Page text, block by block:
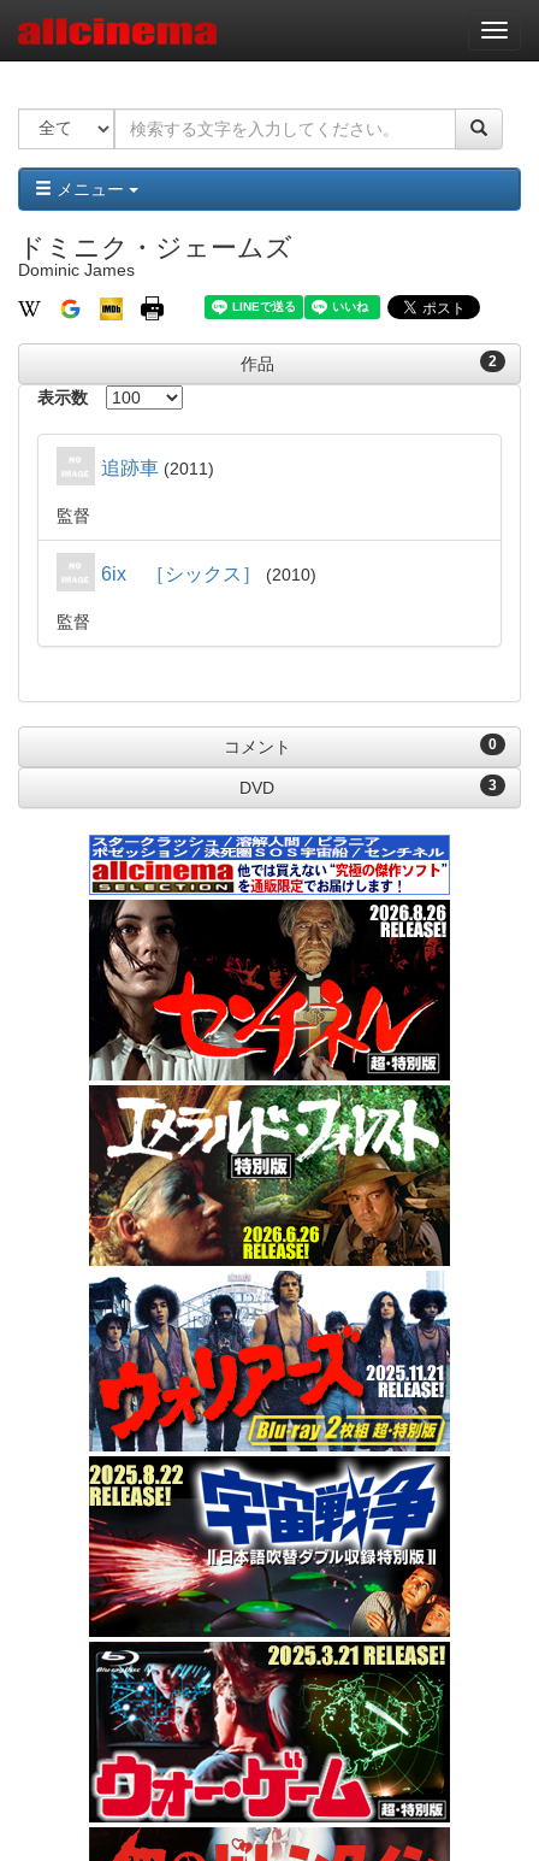
ナ
ビ
ー
ョ
ン
メニュー
ドミニク・ジェームズ
Dominic James
2
作品
表示数
追跡車 2011
監督
6ix ［シックス］ 2010
監督
0
コメント
3
DVD